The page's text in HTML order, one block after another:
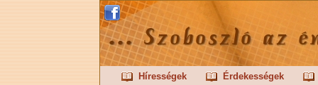
Hírességek Érdekességek